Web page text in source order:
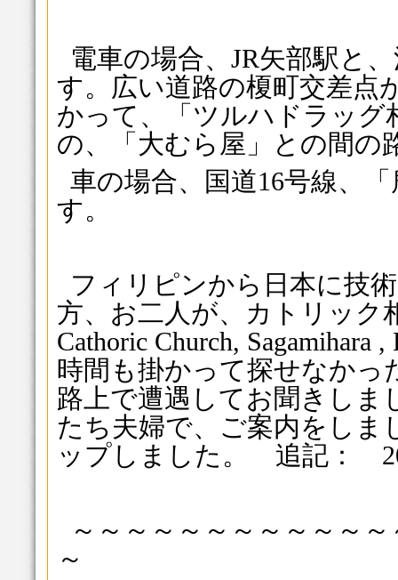
電車の場合、JR矢部駅と
す。広い道路の榎町交差点
かって、「ツルハドラッグ
の、「大むら屋」との間の
車の場合、国道16号線、
す。
フィリピンから日本に技
方、お二人が、カトリック
Cathoric Church,
時間も掛かって探せなかっ
路上で遭遇してお聞きしま
たち夫婦で、ご案内をしま
ップしました。 追記：
～～～～～～～～～～～
～